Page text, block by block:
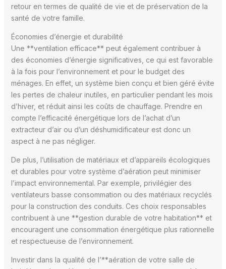
retour en termes de qualité de vie et de préservation de la
santé de votre famille.
Économies d’énergie et durabilité
Une **ventilation efficace** peut également contribuer à
des économies d’énergie significatives, ce qui est favorable
à la fois pour l’environnement et pour le budget des
ménages. En effet, un système bien conçu et bien géré évite
les pertes de chaleur inutiles, en particulier pendant les mois
d’hiver, et réduit ainsi les coûts de chauffage. Prendre en
compte l’efficacité énergétique lors de l’achat d’un
extracteur d’air ou d’un déshumidificateur est donc un
aspect à ne pas négliger.
De plus, l’utilisation de matériaux et d’appareils écologiques
et durables pour votre système d’aération peut minimiser
l’impact environnemental. Par exemple, privilégier des
ventilateurs basse consommation ou des matériaux recyclés
pour la construction des conduits. Ces choix responsables
contribuent à une **gestion durable de votre habitation** et
encouragent une consommation énergétique plus rationnelle
et respectueuse de l’environnement.
Investir dans la qualité de l’**aération de votre salle de